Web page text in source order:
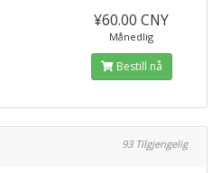
¥60.00 CNY
Månedlig
Bestill nå
93 Tilgjengelig